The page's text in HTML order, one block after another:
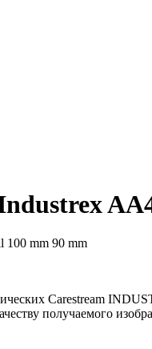
Carestream
получаемого